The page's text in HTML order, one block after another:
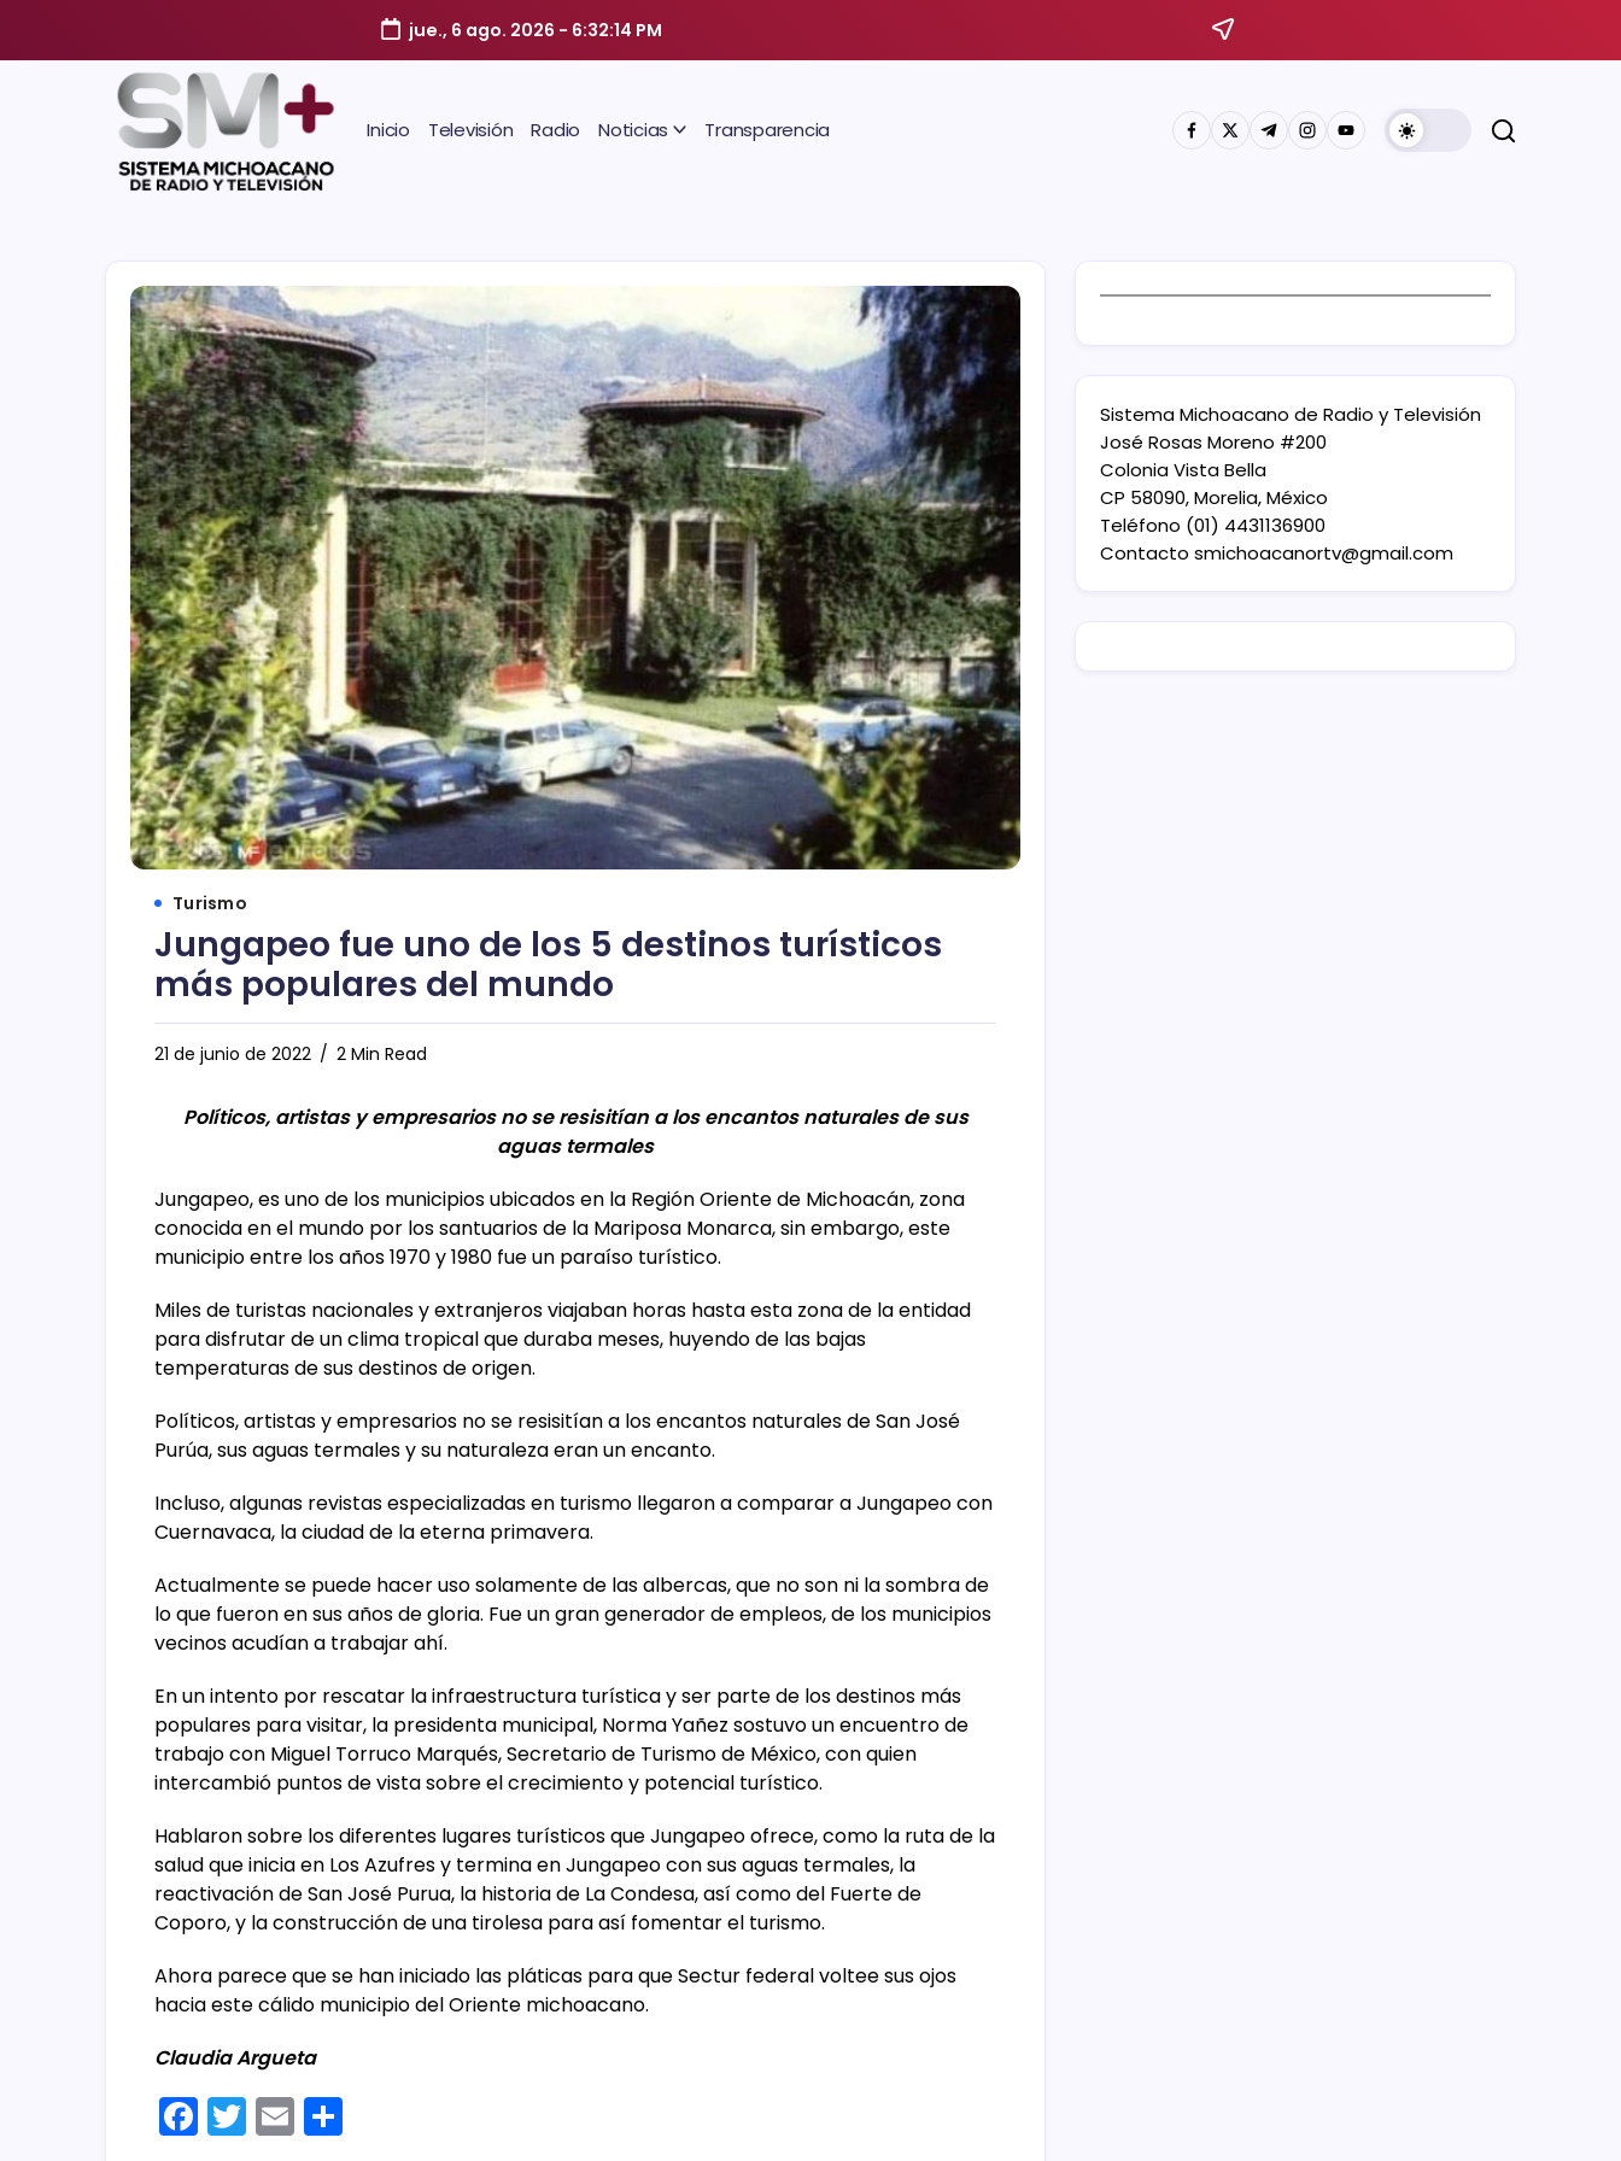
jue., 6 ago. 2026 - 6:32:14 PM
Inicio Televisión Radio Noticias Transparencia
Turismo
Jungapeo fue uno de los 5 destinos turísticos
más populares del mundo
21 de junio de 2022 2 Min Read
Políticos, artistas y empresarios no se resisitían a los encantos naturales de sus
aguas termales
Jungapeo, es uno de los municipios ubicados en la Región Oriente de Michoacán, zona
conocida en el mundo por los santuarios de la Mariposa Monarca, sin embargo, este
municipio entre los años 1970 y 1980 fue un paraíso turístico.
Miles de turistas nacionales y extranjeros viajaban horas hasta esta zona de la entidad
para disfrutar de un clima tropical que duraba meses, huyendo de las bajas
temperaturas de sus destinos de origen.
Políticos, artistas y empresarios no se resisitían a los encantos naturales de San José
Purúa, sus aguas termales y su naturaleza eran un encanto.
Incluso, algunas revistas especializadas en turismo llegaron a comparar a Jungapeo con
Cuernavaca, la ciudad de la eterna primavera.
Actualmente se puede hacer uso solamente de las albercas, que no son ni la sombra de
lo que fueron en sus años de gloria. Fue un gran generador de empleos, de los municipios
vecinos acudían a trabajar ahí.
En un intento por rescatar la infraestructura turística y ser parte de los destinos más
populares para visitar, la presidenta municipal, Norma Yañez sostuvo un encuentro de
trabajo con Miguel Torruco Marqués, Secretario de Turismo de México, con quien
intercambió puntos de vista sobre el crecimiento y potencial turístico.
Hablaron sobre los diferentes lugares turísticos que Jungapeo ofrece, como la ruta de la
salud que inicia en Los Azufres y termina en Jungapeo con sus aguas termales, la
reactivación de San José Purua, la historia de La Condesa, así como del Fuerte de
Coporo, y la construcción de una tirolesa para así fomentar el turismo.
Ahora parece que se han iniciado las pláticas para que Sectur federal voltee sus ojos
hacia este cálido municipio del Oriente michoacano.
Claudia Argueta
F T E
Sistema Michoacano de Radio y Televisión
José Rosas Moreno #200
Colonia Vista Bella
CP 58090, Morelia, México
Teléfono (01) 4431136900
Contacto smichoacanortv@gmail.com